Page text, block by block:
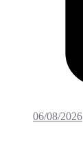
06/08/2026